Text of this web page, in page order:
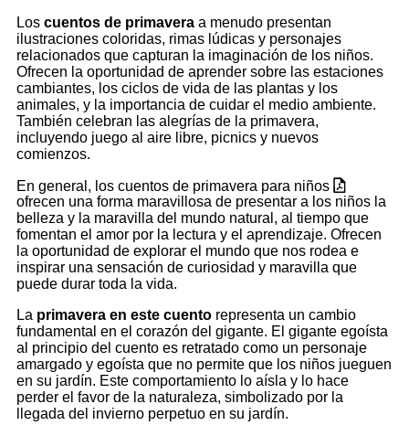
Los cuentos de primavera a menudo presentan
ilustraciones coloridas, rimas lúdicas y personajes
relacionados que capturan la imaginación de los niños.
Ofrecen la oportunidad de aprender sobre las estaciones
cambiantes, los ciclos de vida de las plantas y los
animales, y la importancia de cuidar el medio ambiente.
También celebran las alegrías de la primavera,
incluyendo juego al aire libre, picnics y nuevos
comienzos.
En general, los cuentos de primavera para niños
ofrecen una forma maravillosa de presentar a los niños la
belleza y la maravilla del mundo natural, al tiempo que
fomentan el amor por la lectura y el aprendizaje. Ofrecen
la oportunidad de explorar el mundo que nos rodea e
inspirar una sensación de curiosidad y maravilla que
puede durar toda la vida.
La primavera en este cuento representa un cambio
fundamental en el corazón del gigante. El gigante egoísta
al principio del cuento es retratado como un personaje
amargado y egoísta que no permite que los niños jueguen
en su jardín. Este comportamiento lo aísla y lo hace
perder el favor de la naturaleza, simbolizado por la
llegada del invierno perpetuo en su jardín.